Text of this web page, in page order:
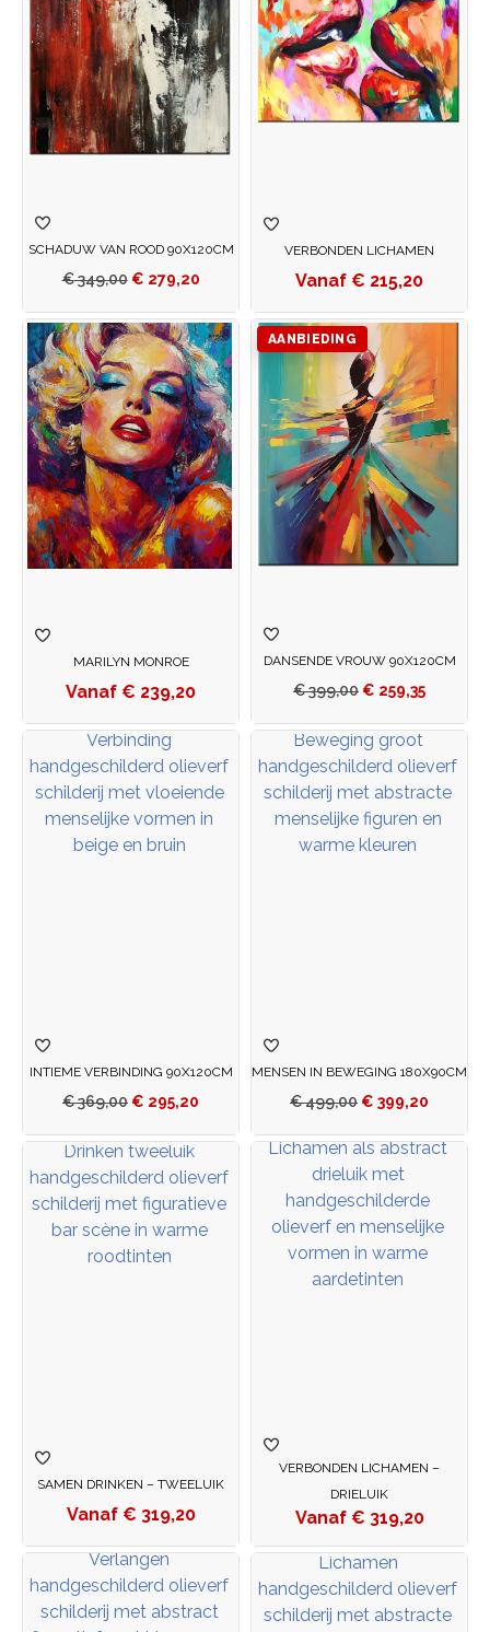
SCHADUW VAN ROOD 90X120CM
€349,00 € 279,20
VERBONDEN LICHAMEN
€ 215,20
MARILYN MONROE
€ 239,20
AANBIEDING
DANSENDE VROUW 90X120CM
€399,00 € 259,35
INTIEME VERBINDING 90X120CM
€369,00 € 295,20
MENSEN IN BEWEGING 180X90CM
€499,00 € 399,20
SAMEN DRINKEN – TWEELUIK
€ 319,20
VERBONDEN LICHAMEN –
DRIELUIK
€ 319,20